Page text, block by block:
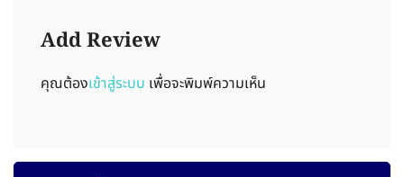
Add Review
คุณต้องเข้าสู่ระบบ เพื่อจะพิมพ์ความเห็น